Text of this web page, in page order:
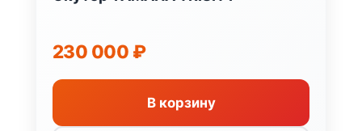
230 000 ₽
В корзину